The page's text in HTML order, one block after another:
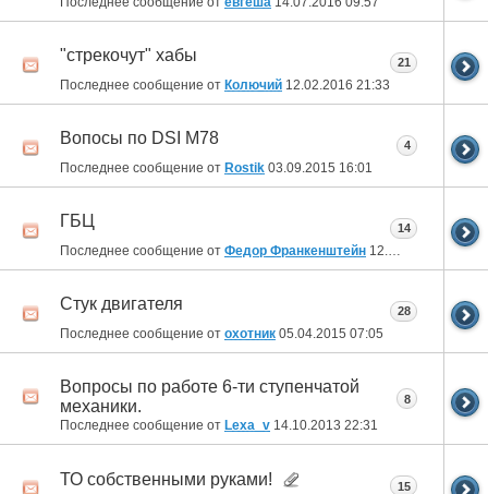
"стрекочут" хабы
Последнее сообщение от Колючий 12.02.2016 21:33
21
Вопосы по DSI M78
Последнее сообщение от Rostik 03.09.2015 16:01
4
ГБЦ
Последнее сообщение от Федор Франкенштейн 12.07.2015 12:17
14
Стук двигателя
Последнее сообщение от охотник 05.04.2015 07:05
28
Вопросы по работе 6-ти ступенчатой
механики.
Последнее сообщение от Lexa_v 14.10.2013 22:31
8
ТО собственными руками! 15